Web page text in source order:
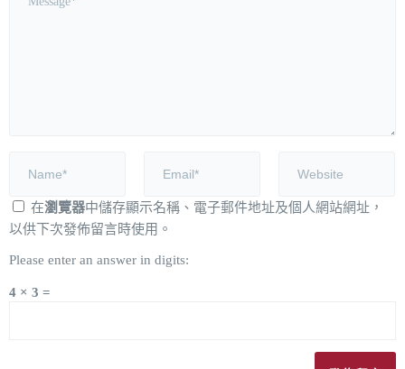
在瀏覽器中儲存顯示名稱、電子郵件地址及個人網站網址，
以供下次發佈留言時使用。
Please enter an answer in digits:
4 × 3 =